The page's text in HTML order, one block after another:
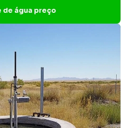
engenharia
ambiental
patrimônio cultural
ambiental
de água preço